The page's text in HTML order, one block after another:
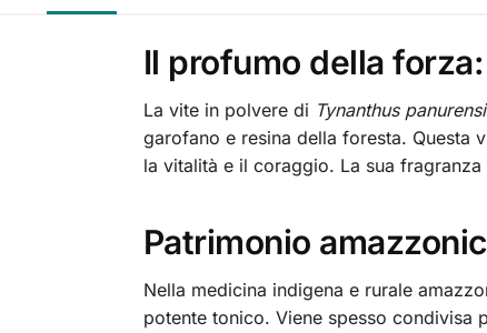
Il profumo della
La vite in polvere di Tynanthus
garofano e resina della foresta. Questa
la vitalità e il coraggio. La sua
Patrimonio
Nella medicina indigena e rurale
potente tonico. Viene spesso